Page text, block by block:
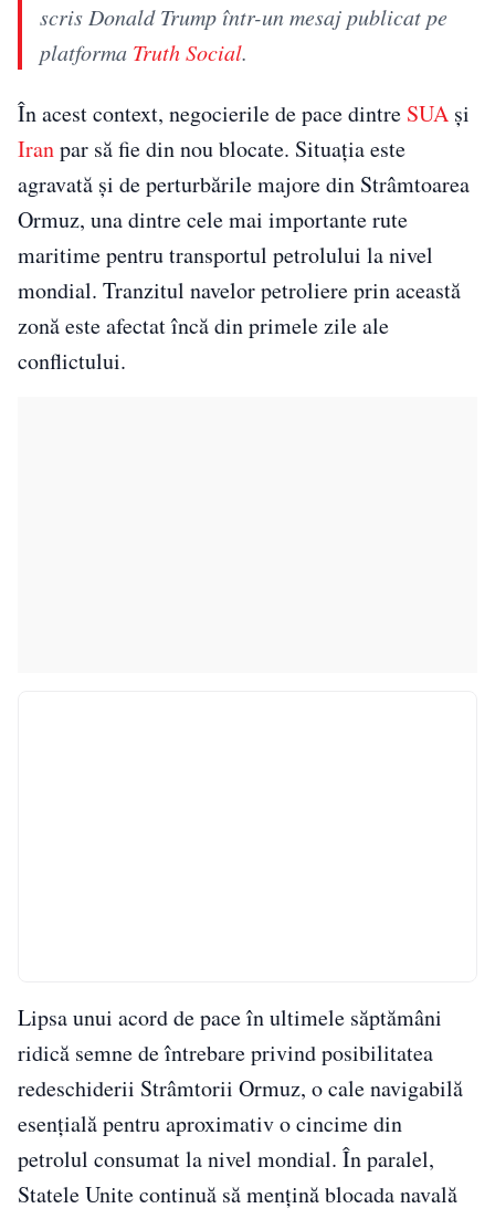
scris Donald Trump într-un mesaj publicat pe
platforma Truth Social.
În acest context, negocierile de pace dintre SUA și
Iranpar să fie din nou blocate. Situația este
agravată și de perturbările majore din Strâmtoarea
Ormuz, una dintre cele mai importante rute
maritime pentru transportul petrolului la nivel
mondial. Tranzitul navelor petroliere prin această
zonă este afectat încă din primele zile ale
conflictului.
Lipsa unui acord de pace în ultimele săptămâni
ridică semne de întrebare privind posibilitatea
redeschiderii Strâmtorii Ormuz, o cale navigabilă
esențială pentru aproximativ o cincime din
petrolul consumat la nivel mondial. În paralel,
Statele Unite continuă să mențină blocada navală